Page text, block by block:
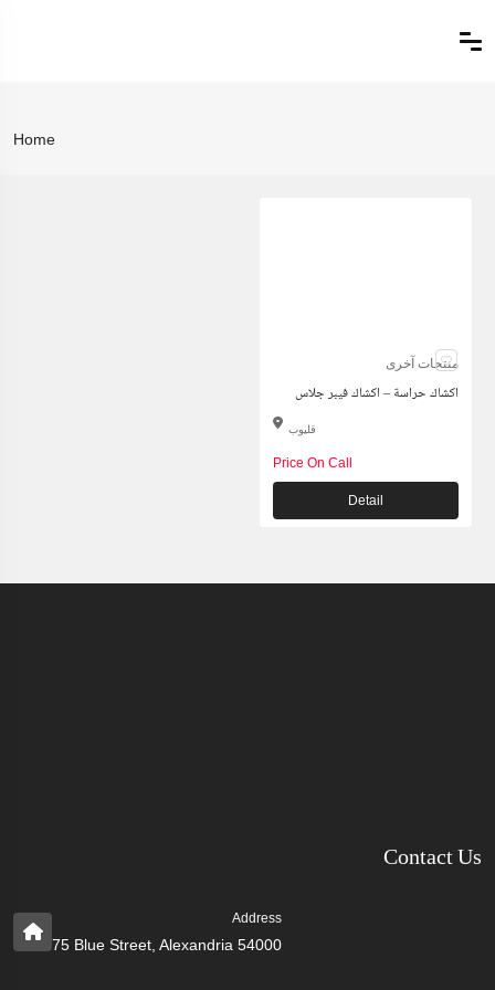
Home
منتجات آخرى
اكشاك حراسة – اكشاك فيبر جلاس
قليوب
Price On Call
Detail
Contact Us
Address
75 Blue Street, Alexandria 54000